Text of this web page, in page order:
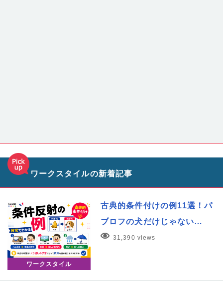
ワークスタイルの新着記事
ワークスタイル
古典的条件付けの例11選！パ
ブロフの犬だけじゃない…
31,390 views